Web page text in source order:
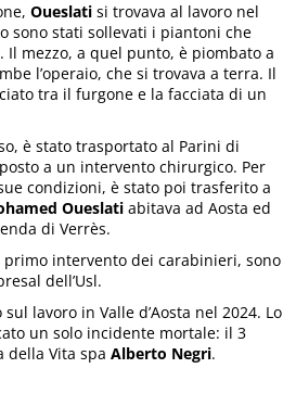
Oueslati si trovava al lavoro nel
sono stati sollevati i piantoni che
mezzo, a quel punto, è piombato a
l’operaio, che si trovava a terra. Il
tra il furgone e la facciata di un
è stato trasportato al Parini di
a un intervento chirurgico. Per
condizioni, è stato poi trasferito a
Oueslati abitava ad Aosta ed
di Verrès.
intervento dei carabinieri, sono
dell’Usl.
lavoro in Valle d’Aosta nel 2024. Lo
un solo incidente mortale: il 3
della Vita spaAlberto Negri.